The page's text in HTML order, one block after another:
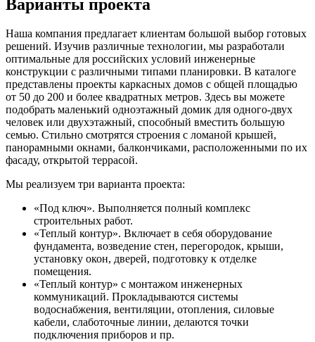
Варианты проекта
Наша компания предлагает клиентам большой выбор готовых
решений. Изучив различные технологии, мы разработали
оптимальные для российских условий инженерные
конструкции с различными типами планировки. В каталоге
представлены проекты каркасных домов с общей площадью
от 50 до 200 и более квадратных метров. Здесь вы можете
подобрать маленький одноэтажный домик для одного-двух
человек или двухэтажный, способный вместить большую
семью. Стильно смотрятся строения с ломаной крышей,
панорамными окнами, балкончиками, расположенными по их
фасаду, открытой террасой.
Мы реализуем три варианта проекта:
«Под ключ». Выполняется полный комплекс
строительных работ.
«Теплый контур». Включает в себя оборудование
фундамента, возведение стен, перегородок, крыши,
установку окон, дверей, подготовку к отделке
помещения.
«Теплый контур» с монтажом инженерных
коммуникаций. Прокладываются системы
водоснабжения, вентиляции, отопления, силовые
кабели, слаботочные линии, делаются точки
подключения приборов и пр.